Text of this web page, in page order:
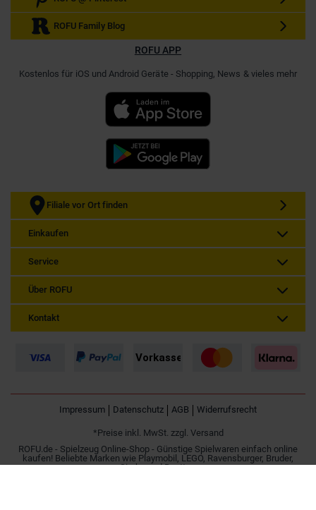
ROFU Family Blog
ROFU APP
Kostenlos für iOS und Android Geräte - Shopping, News & vieles mehr
Filiale vor Ort finden
Einkaufen
Service
Über ROFU
Kontakt
Impressum Datenschutz AGB Widerrufsrecht
*Preise inkl. MwSt. zzgl. Versand
ROFU.de - Spielzeug Online-Shop - Günstige Spielwaren einfach online
kaufen! Beliebte Marken wie Playmobil, LEGO, Ravensburger, Bruder,
Simba und Besttoy.